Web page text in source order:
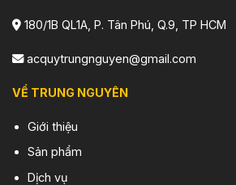
180/1B QL1A, P. Tân Phú, Q.9, TP HCM
acquytrungnguyen@gmail.com
VỀ TRUNG NGUYÊN
Giới thiệu
Sản phẩm
Dịch vụ